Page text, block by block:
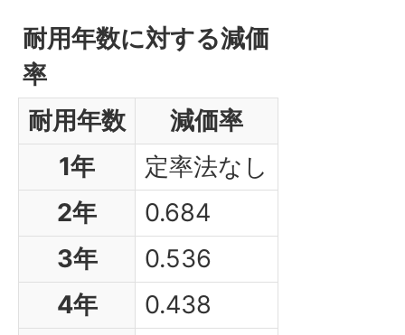
耐用年数に対する減価
率
耐用年数
減価率
1年
定率法なし
2年
0.684
3年
0.536
4年
0.438